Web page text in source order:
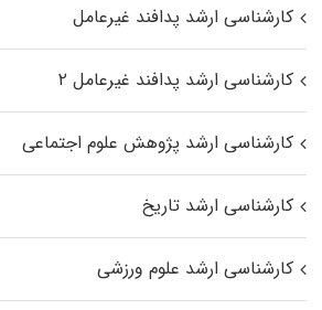
کارشناسی ارشد پدافند غیرعامل
کارشناسی ارشد پدافند غیرعامل ۲
کارشناسی ارشد پژوهش علوم اجتماعی
کارشناسی ارشد تاریخ
کارشناسی ارشد علوم ورزشی